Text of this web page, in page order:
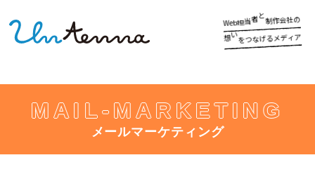
Web担当者と 作会社の
想いをつなげるメディア
MAIL-MARKETING
メールマーケティング